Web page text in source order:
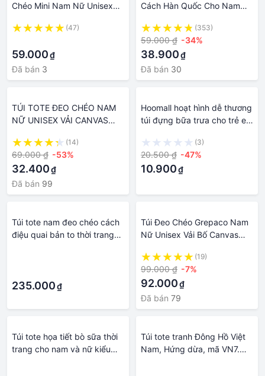
Chéo Mini Nam Nữ Unisex
Chống Thấm Nước Có Dây
YKK Thời Trang Hàn Quốc
GrepacoBags DT01 - Hàng
Chính Hãng
(47)
59.000₫
Đã bán 3
Cách Hàn Quốc Cho Nam
chất vải dày dặn đi học đi
chơi. )
(353)
59.000 ₫ -34%
38.900₫
Đã bán 30
TÚI TOTE ĐEO CHÉO NAM
NỮ UNISEX VẢI CANVAS
BƯỚM ĐI HỌC ĐI CHƠI
ĐỰNG VỪA A4 HÀN QUỐC
(14)
69.000 ₫ -53%
32.400₫
Đã bán 99
Hoomall hoạt hình dễ thương
túi đựng bữa trưa cho trẻ em
sức chứa lớn xách tay cách
nhiệt Cooler gói dã ngoại
ngoài trời tươi-giữ nhiệt Ice
(3)
20.500 ₫ -47%
10.900₫
Túi tote nam đeo chéo cách
điệu quai bản to thời trang
235.000₫
Túi Đeo Chéo Grepaco Nam
Nữ Unisex Vải Bố Canvas
Đeo Vai Xách Đa Năng Đựng
Điện Thoại Tiền Đi Học Du
Lịch Thể Thao Size Mini
Phong Cách Thời Trang Hàn
Quốc
(19)
99.000 ₫ -7%
92.000₫
Đã bán 79
Túi tote họa tiết bò sữa thời
trang cho nam và nữ kiểu
Túi tote tranh Đông Hồ Việt
Nam, Hứng dừa, mã VN7.